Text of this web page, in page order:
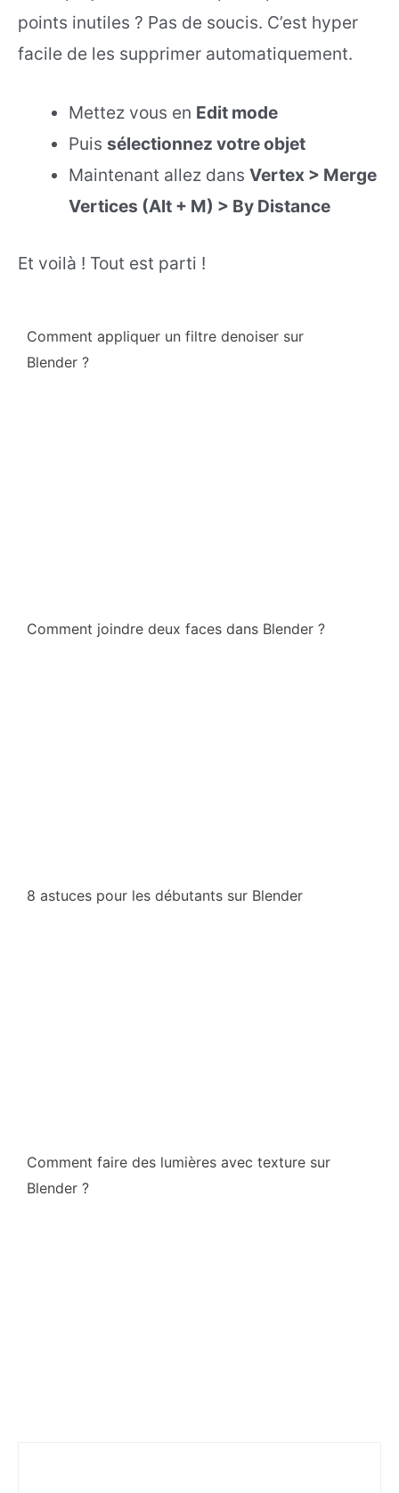
points inutiles ? Pas de soucis. C’est hyper
facile de les supprimer automatiquement.
Mettez vous en Edit mode
Puissélectionnez votre objet
Maintenant allez dansVertex > Merge
Vertices (Alt + M) > By Distance
Et voilà ! Tout est parti !
Comment appliquer un filtre denoiser sur
Blender ?
Comment joindre deux faces dans Blender ?
8 astuces pour les débutants sur Blender
Comment faire des lumières avec texture sur
Blender ?